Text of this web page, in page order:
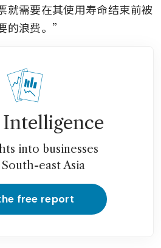
需要在其使用寿命结束前被
的浪费。”
Intelligence
into businesses
east Asia
free report